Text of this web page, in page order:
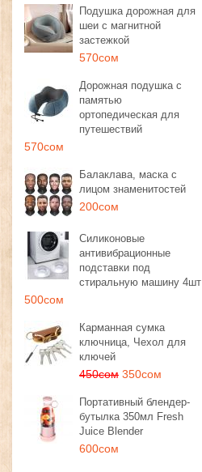
Подушка дорожная для
шеи с магнитной
застежкой
570сом
Дорожная подушка с
памятью
ортопедическая для
путешествий
570сом
Балаклава, маска с
лицом знаменитостей
200сом
Силиконовые
антивибрационные
подставки под
стиральную машину 4шт
500сом
Карманная сумка
ключница, Чехол для
ключей
450сом 350сом
Портативный блендер-
бутылка 350мл Fresh
Juice Blender
600сом